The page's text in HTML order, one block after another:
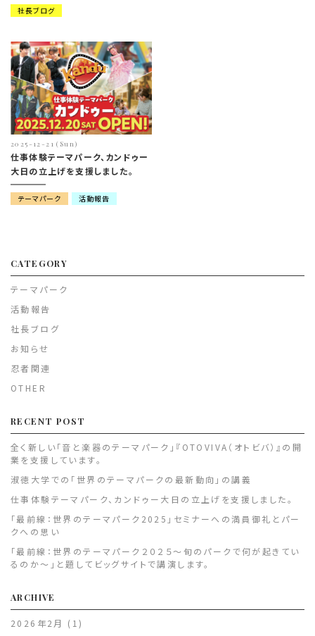
社長ブログ
2025-12-21 (Sun)
仕事体験テーマパーク、カンドゥー
大日の立上げを支援しました。
テーマパーク 活動報告
CATEGORY
テーマパーク
活動報告
社長ブログ
お知らせ
忍者関連
OTHER
RECENT POST
全く新しい「音と楽器のテーマパーク」『OTOVIVA（オトビバ）』の開
業を支援しています。
淑徳大学での「世界のテーマパークの最新動向」の講義
仕事体験テーマパーク、カンドゥー大日の立上げを支援しました。
「最前線：世界のテーマパーク2025」セミナーへの満員御礼とパー
クへの思い
「最前線：世界のテーマパーク２０２５～旬のパークで何が起きてい
るのか～」と題してビッグサイトで講演します。
ARCHIVE
2026年2月
(1)